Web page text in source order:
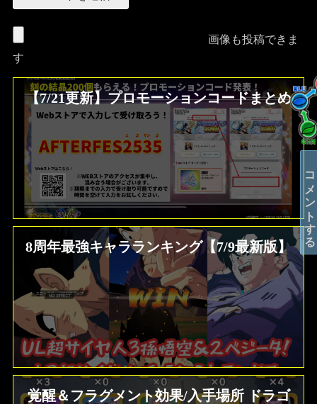
画像も投稿できま
す
【7/21更新】プロモーションコードまとめ
8周年最強キャラランキング【7/9最新版】
覚醒＆フラグメント効果/入手場所 ドラゴ
コメントする